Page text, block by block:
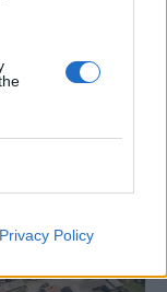
Privacy Policy